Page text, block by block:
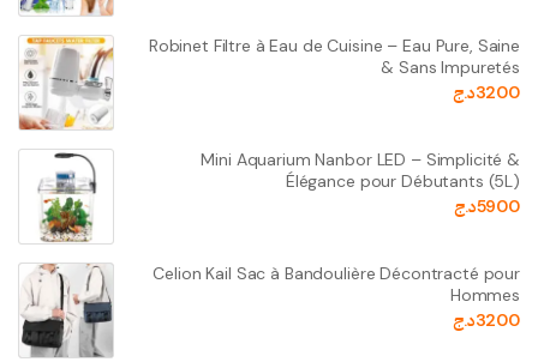
Robinet Filtre à Eau de Cuisine – Eau Pure, Saine
& Sans Impuretés
3200د.ج
Mini Aquarium Nanbor LED – Simplicité &
Élégance pour Débutants (5L)
5900د.ج
Celion Kail Sac à Bandoulière Décontracté pour
Hommes
3200د.ج